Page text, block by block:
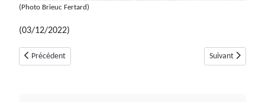
(Photo Brieuc Fertard)
(03/12/2022)
Article précédent : Bibliographie sommaire
Précédent Article suivant :
Suivant